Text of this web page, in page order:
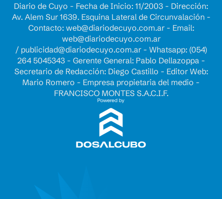
Diario de Cuyo - Fecha de Inicio: 11/2003 - Dirección:
Av. Alem Sur 1639. Esquina Lateral de Circunvalación -
Contacto: web@diariodecuyo.com.ar- Email:
web@diariodecuyo.com.ar
/ publicidad@diariodecuyo.com.ar- Whatsapp: (054)
264 5045343 - Gerente General: Pablo Dellazoppa -
Secretario de Redacción: Diego Castillo - Editor Web:
Mario Romero - Empresa propietaria del medio -
FRANCISCO MONTES S.A.C.I.F.